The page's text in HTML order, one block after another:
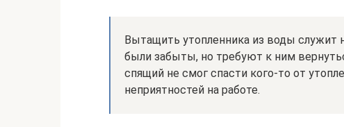
Вытащить утопленника из воды
были забыты, но требуют к ним
спящий не смог спасти кого-то от
неприятностей на работе.